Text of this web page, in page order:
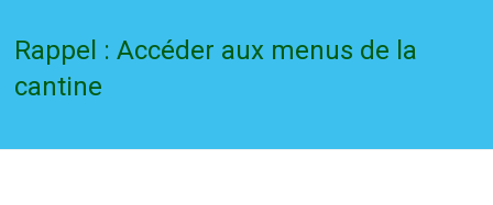
Rappel : Accéder aux menus de la
cantine